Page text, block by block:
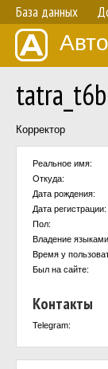
База данных
Корректор
Реальное имя:
Откуда:
Дата рождения:
Дата регистрации:
Пол:
Владение
Время у
Был на сайте:
Контакты
Telegram: